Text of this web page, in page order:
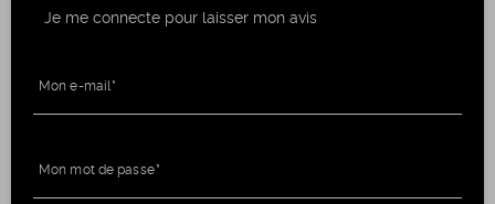
Je me connecte pour laisser mon avis
Mon e-mail
Mon mot de passe